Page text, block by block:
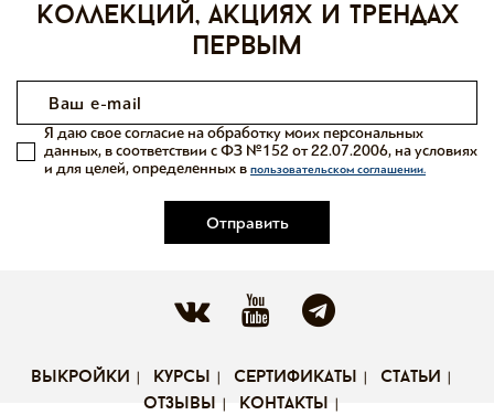
коллекций, акциях и трендах
первым
Отправить
Я даю свое согласие на обработку моих персональных
данных, в соответствии с ФЗ №152 от 22.07.2006, на условиях
и для целей, определенных в пользовательском соглашении.
выкройки курсы сертификаты
статьи
отзывы
контакты